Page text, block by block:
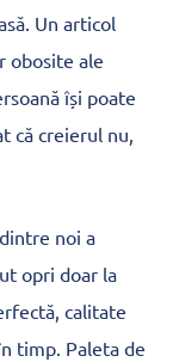
Un articol
obosite ale
își poate
că creierul nu,
noi a
opri doar la
calitate
timp. Paleta de